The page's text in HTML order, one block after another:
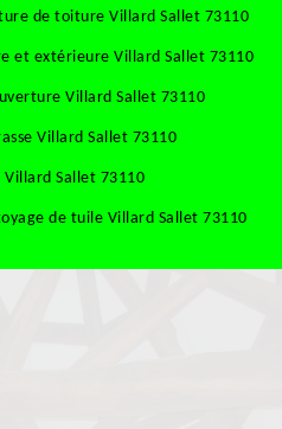
de toiture Villard Sallet 73110
et extérieure Villard Sallet 73110
Villard Sallet 73110
Villard Sallet 73110
Sallet 73110
de tuile Villard Sallet 73110